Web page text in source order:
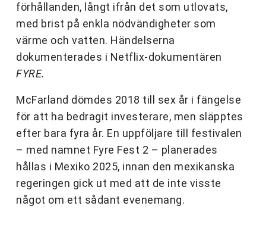
förhållanden, långt ifrån det som utlovats,
med brist på enkla nödvändigheter som
värme och vatten. Händelserna
dokumenterades i Netflix-dokumentären
FYRE.
McFarland dömdes 2018 till sex år i fängelse
för att ha bedragit investerare, men släpptes
efter bara fyra år. En uppföljare till festivalen
– med namnet Fyre Fest 2 – planerades
hållas i Mexiko 2025, innan den mexikanska
regeringen gick ut med att de inte visste
något om ett sådant evenemang.